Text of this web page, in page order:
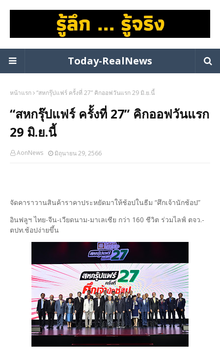
Today-RealNews
หน้าแรก “สหกรุ๊ปแฟร์ ครั้งที่ 27” คิกออฟวันแรก 29 มิ.ย.นี้
“สหกรุ๊ปแฟร์ ครั้งที่ 27” คิกออฟวันแรก
29 มิ.ย.นี้
AonNews มิถุนายน 29, 2566
จัดคาราวานสินค้าราคาประหยัดมาให้ช้อปในธีม “ศึกเจ้านักช้อป”
อินฟลูฯ ไทย-จีน-เวียดนาม-มาเลเซีย กว่า 160 ชีวิต ร่วมไลฟ์ ตจว.-
ตปท.ช้อปง่ายขึ้น